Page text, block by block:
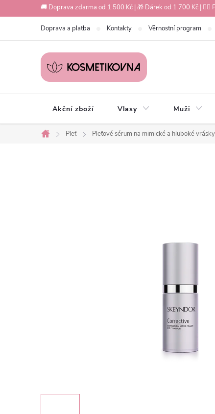
na
🚚 Doprava zdarma od 1 500 Kč | 🎁 Dárek od 1 700 Kč | 💇‍♀️
Doprava a platba Kontakty Věrnostní program
Akční zboží Vlasy Muži
Domů
Pleť Pleťové sérum na mimické a hluboké